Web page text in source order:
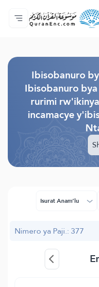
Ahabanza.
Ishakiro
Audio
Serivisi
Ibijyanye
Twandikire.
Ururimi.
Ibisobanuro
Ibisobanuro
rurimi
incamacye
Isurat Anam’lu
Nimero ya Paji.: 377